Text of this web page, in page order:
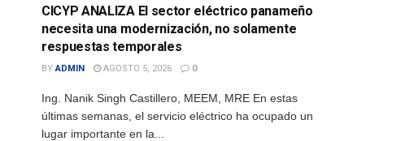
CICYP ANALIZA El sector eléctrico panameño
necesita una modernización, no solamente
respuestas temporales
BY ADMIN AGOSTO 5, 2026 0
Ing. Nanik Singh Castillero, MEEM, MRE En estas
últimas semanas, el servicio eléctrico ha ocupado un
lugar importante en la...